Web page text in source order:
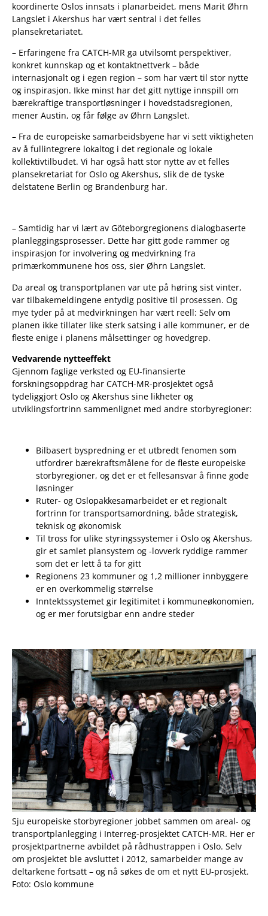
koordinerte Oslos innsats i planarbeidet, mens Marit Øhrn
Langslet i Akershus har vært sentral i det felles
plansekretariatet.
– Erfaringene fra CATCH-MR ga utvilsomt perspektiver,
konkret kunnskap og et kontaktnettverk – både
internasjonalt og i egen region – som har vært til stor nytte
og inspirasjon. Ikke minst har det gitt nyttige innspill om
bærekraftige transportløsninger i hovedstadsregionen,
mener Austin, og får følge av Øhrn Langslet.
– Fra de europeiske samarbeidsbyene har vi sett viktigheten
av å fullintegrere lokaltog i det regionale og lokale
kollektivtilbudet. Vi har også hatt stor nytte av et felles
plansekretariat for Oslo og Akershus, slik de de tyske
delstatene Berlin og Brandenburg har.
– Samtidig har vi lært av Göteborgregionens dialogbaserte
planleggingsprosesser. Dette har gitt gode rammer og
inspirasjon for involvering og medvirkning fra
primærkommunene hos oss, sier Øhrn Langslet.
Da areal og transportplanen var ute på høring sist vinter,
var tilbakemeldingene entydig positive til prosessen. Og
mye tyder på at medvirkningen har vært reell: Selv om
planen ikke tillater like sterk satsing i alle kommuner, er de
fleste enige i planens målsettinger og hovedgrep.
Vedvarende nytteeffekt
Gjennom faglige verksted og EU-finansierte
forskningsoppdrag har CATCH-MR-prosjektet også
tydeliggjort Oslo og Akershus sine likheter og
utviklingsfortrinn sammenlignet med andre storbyregioner:
Bilbasert byspredning er et utbredt fenomen som
utfordrer bærekraftsmålene for de fleste europeiske
storbyregioner, og det er et fellesansvar å finne gode
løsninger
Ruter- og Oslopakkesamarbeidet er et regionalt
fortrinn for transportsamordning, både strategisk,
teknisk og økonomisk
Til tross for ulike styringssystemer i Oslo og Akershus,
gir et samlet plansystem og -lovverk ryddige rammer
som det er lett å ta for gitt
Regionens 23 kommuner og 1,2 millioner innbyggere
er en overkommelig størrelse
Inntektssystemet gir legitimitet i kommuneøkonomien,
og er mer forutsigbar enn andre steder
Sju europeiske storbyregioner jobbet sammen om areal- og
transportplanlegging i Interreg-prosjektet CATCH-MR. Her er
prosjektpartnerne avbildet på rådhustrappen i Oslo. Selv
om prosjektet ble avsluttet i 2012, samarbeider mange av
deltarkene fortsatt – og nå søkes de om et nytt EU-prosjekt.
Foto: Oslo kommune